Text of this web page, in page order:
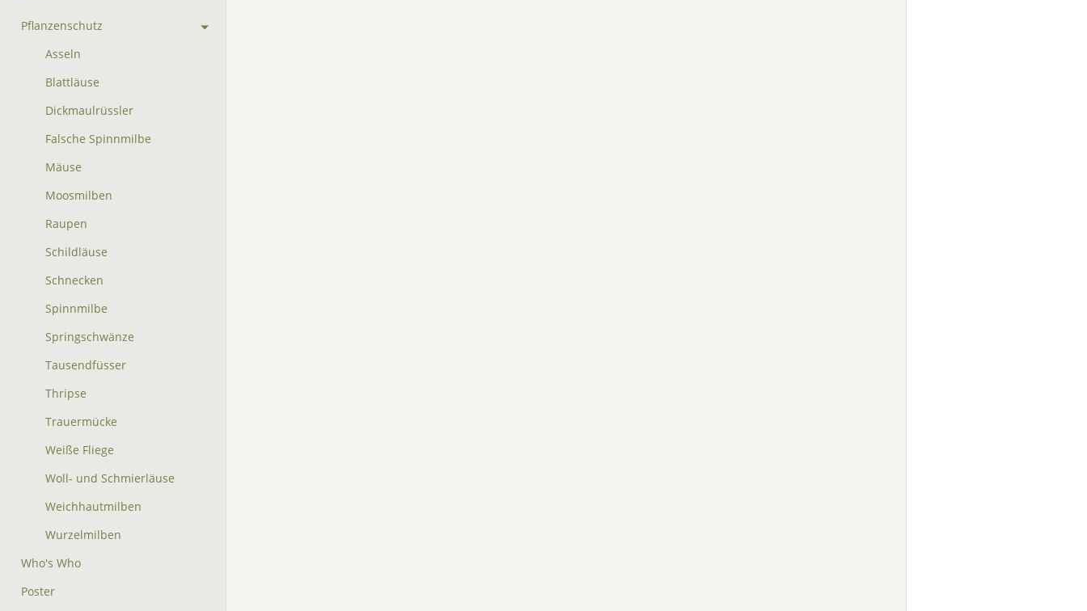
Pflanzenschutz
Asseln
Blattläuse
Dickmaulrüssler
Falsche Spinnmilbe
Mäuse
Moosmilben
Raupen
Schildläuse
Schnecken
Spinnmilbe
Springschwänze
Tausendfüsser
Thripse
Trauermücke
Weiße Fliege
Woll- und Schmierläuse
Weichhautmilben
Wurzelmilben
Who's Who
Poster